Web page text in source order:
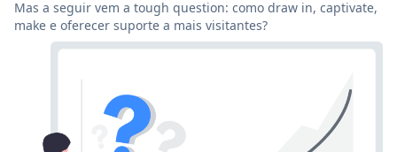
Mas a seguir vem a tough question: como draw in, captivate,
make e oferecer suporte a mais visitantes?